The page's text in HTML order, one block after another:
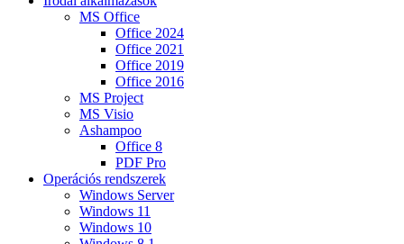
MS Office
Office 2024
Office 2021
Office 2019
Office 2016
MS Project
MS Visio
Ashampoo
Office 8
PDF Pro
Operációs rendszerek
Windows Server
Windows 11
Windows 10